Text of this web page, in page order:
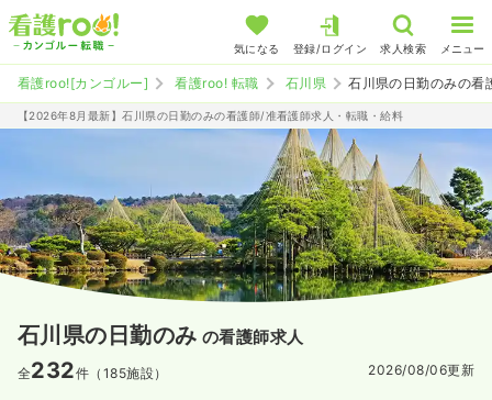
気になる 登録/ログイン 求人検索 メニュー
看護roo![カンゴルー] 看護roo! 転職 石川県 石川県の日勤のみの看
【2026年8月最新】石川県の日勤のみの看護師/准看護師求人・転職・給料
石川県の日勤のみ の看護師求人
全232件（185施設） 2026/08/06更新